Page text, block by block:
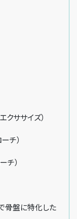
クササイズ）
チ）
チ）
骨盤に特化した